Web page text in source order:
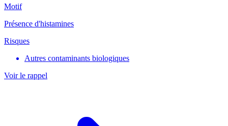
Motif
Présence d'histamines
Risques
Autres contaminants biologiques
Voir le rappel